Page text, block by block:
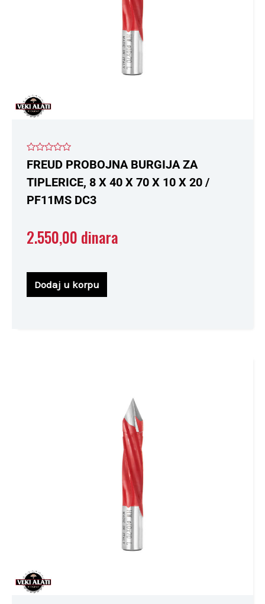
Ocenjeno
sa
FREUD PROBOJNA BURGIJA ZA
TIPLERICE, 8 X 40 X 70 X 10 X 20 /
PF11MS DC3
2.550,00 dinara
Dodaj u korpu